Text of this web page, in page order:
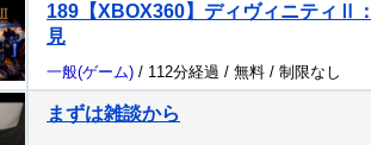
189【XBOX360】ディヴィニティⅡ
見
一般(ゲーム) / 112分経過 / 無料 / 制限なし
まずは雑談から